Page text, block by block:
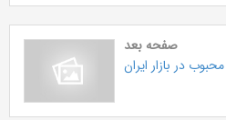
صفحه بعد